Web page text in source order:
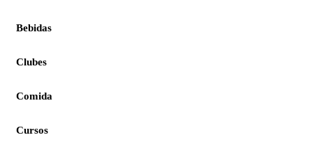
Bebidas
Clubes
Comida
Cursos